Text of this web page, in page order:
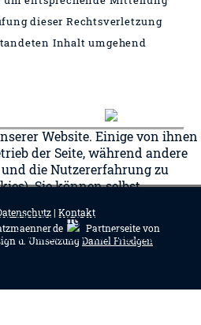
dieser Rechtsverletzung
Inhalt umgehend
| Kontakt
Partnerseite von
u. Umsetzung Daniel Friedgen
Website. Einige von ihnen
der Seite, während andere
die Nutzererfahrung zu
Sie können selbst
Ablehnung womöglich nicht
der Seite zur Verfügung stehen.